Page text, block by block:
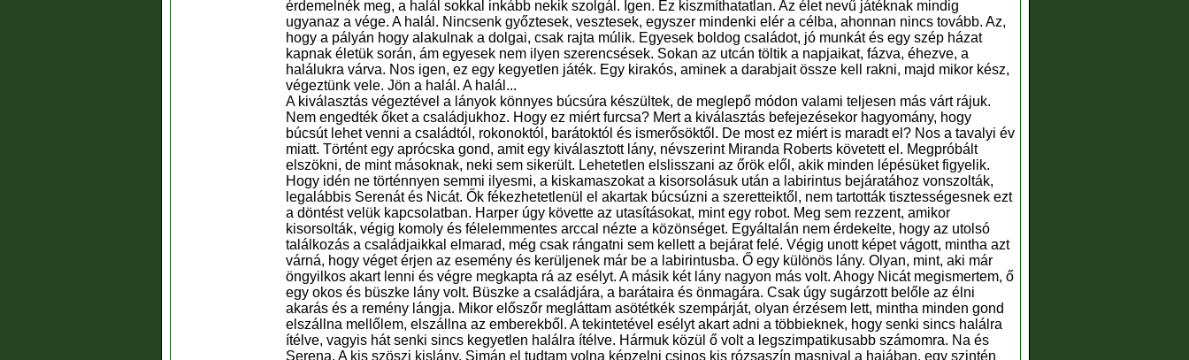
érdemelnék meg, a halál sokkal inkább nekik szolgál. Igen. Ez kiszmíthatatlan. Az élet nevű játéknak mindig
ugyanaz a vége. A halál. Nincsenk győztesek, vesztesek, egyszer mindenki elér a célba, ahonnan nincs tovább. Az,
hogy a pályán hogy alakulnak a dolgai, csak rajta múlik. Egyesek boldog családot, jó munkát és egy szép házat
kapnak életük során, ám egyesek nem ilyen szerencsések. Sokan az utcán töltik a napjaikat, fázva, éhezve, a
halálukra várva. Nos igen, ez egy kegyetlen játék. Egy kirakós, aminek a darabjait össze kell rakni, majd mikor kész,
végeztünk vele. Jön a halál. A halál...
A kiválasztás végeztével a lányok könnyes búcsúra készültek, de meglepő módon valami teljesen más várt rájuk.
Nem engedték őket a családjukhoz. Hogy ez miért furcsa? Mert a kiválasztás befejezésekor hagyomány, hogy
búcsút lehet venni a családtól, rokonoktól, barátoktól és ismerősöktől. De most ez miért is maradt el? Nos a tavalyi év
miatt. Történt egy aprócska gond, amit egy kiválasztott lány, névszerint Miranda Roberts követett el. Megpróbált
elszökni, de mint másoknak, neki sem sikerült. Lehetetlen elslisszani az őrök elől, akik minden lépésüket figyelik.
Hogy idén ne történnyen semmi ilyesmi, a kiskamaszokat a kisorsolásuk után a labirintus bejáratához vonszolták,
legalábbis Serenát és Nicát. Ők fékezhetetlenül el akartak búcsúzni a szeretteiktől, nem tartották tisztességesnek ezt
a döntést velük kapcsolatban. Harper úgy követte az utasításokat, mint egy robot. Meg sem rezzent, amikor
kisorsolták, végig komoly és félelemmentes arccal nézte a közönséget. Egyáltalán nem érdekelte, hogy az utolsó
találkozás a családjaikkal elmarad, még csak rángatni sem kellett a bejárat felé. Végig unott képet vágott, mintha azt
várná, hogy véget érjen az esemény és kerüljenek már be a labirintusba. Ő egy különös lány. Olyan, mint, aki már
öngyilkos akart lenni és végre megkapta rá az esélyt. A másik két lány nagyon más volt. Ahogy Nicát megismertem, ő
egy okos és büszke lány volt. Büszke a családjára, a barátaira és önmagára. Csak úgy sugárzott belőle az élni
akarás és a remény lángja. Mikor előszőr megláttam asötétkék szempárját, olyan érzésem lett, mintha minden gond
elszállna mellőlem, elszállna az emberekből. A tekintetével esélyt akart adni a többieknek, hogy senki sincs halálra
ítélve, vagyis hát senki sincs kegyetlen halálra ítélve. Hármuk közül ő volt a legszimpatikusabb számomra. Na és
Serena. A kis szöszi kislány. Simán el tudtam volna képzelni csinos kis rózsaszín masnival a hajában, egy szintén